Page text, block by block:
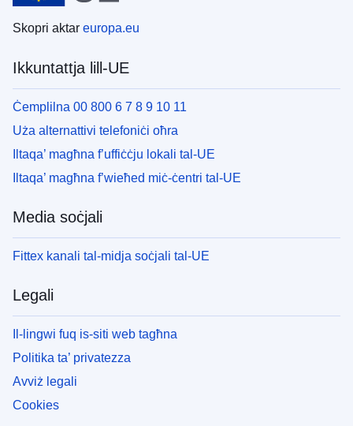
Skopri aktar europa.eu
Ikkuntattja lill-UE
Ċemplilna 00 800 6 7 8 9 10 11
Uża alternattivi telefoniċi oħra
Iltaqa’ magħna f’uffiċċju lokali tal-UE
Iltaqa’ magħna f’wieħed miċ-ċentri tal-UE
Media soċjali
Fittex kanali tal-midja soċjali tal-UE
Legali
Il-lingwi fuq is-siti web tagħna
Politika ta’ privatezza
Avviż legali
Cookies